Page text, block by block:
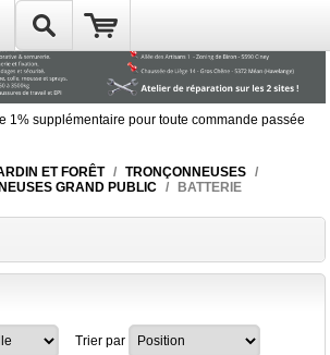
1% supplémentaire pour toute commande passée
ET FORÊT / TRONÇONNEUSES /
GRAND PUBLIC
/ BATTERIE
Trier par